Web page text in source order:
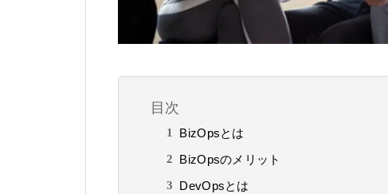
目次
BizOpsとは
BizOpsのメリット
DevOpsとは